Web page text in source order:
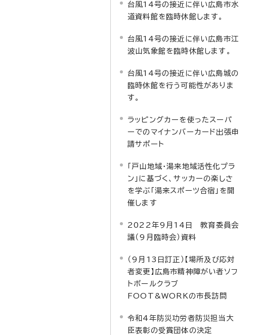
台風14号の接近に伴い広島市水
道資料館を臨時休館します。
台風14号の接近に伴い広島市江
波山気象館を臨時休館します。
台風14号の接近に伴い広島城の
臨時休館を行う可能性がありま
す。
ラッピングカーを使ったスーパ
ーでのマイナンバーカード出張申
請サポート
「戸山地域・湯来地域活性化プラ
ン」に基づく、サッカーの楽しさ
を学ぶ「湯来スポーツ合宿」を開
催します
2022年9月14日 教育委員会
議（9月臨時会）資料
（9月13日訂正）【場所及び応対
者変更】広島市精神障がい者ソフ
トボールクラブ
FOOT&WORKの市長訪問
令和4年防災功労者防災担当大
臣表彰の受賞団体の決定